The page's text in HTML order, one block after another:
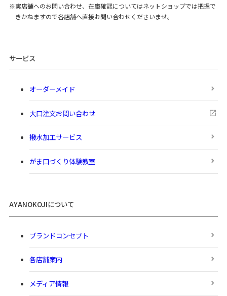
実店舗へのお問い合わせ、在庫確認についてはネットショップでは把握で
きかねますので各店舗へ直接お問い合わせくださいませ。
サービス
オーダーメイド
大口注文お問い合わせ
撥水加工サービス
がま口づくり体験教室
AYANOKOJIについて
ブランドコンセプト
各店舗案内
メディア情報